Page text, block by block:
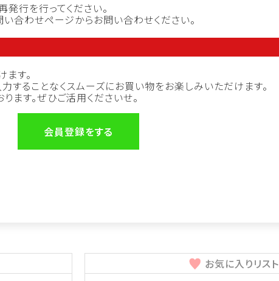
発行を行ってください。
合わせページからお問い合わせください。
す。
することなくスムーズにお買い物をお楽しみいただけます。
ます。ぜひご活用くださいせ。
会員登録をする
お気に入りリスト